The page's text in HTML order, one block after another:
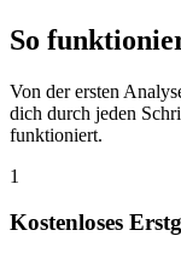
So
Von der ersten
dich durch jeden
funktioniert.
1
Kostenloses